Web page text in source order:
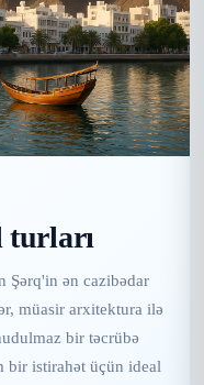
turları
Şərq'in ən cazibədar
müasir arxitektura ilə
bir təcrübə
bir istirahət üçün ideal